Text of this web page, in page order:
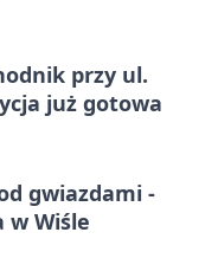
przy ul.
już gotowa
gwiazdami -
w Wiśle